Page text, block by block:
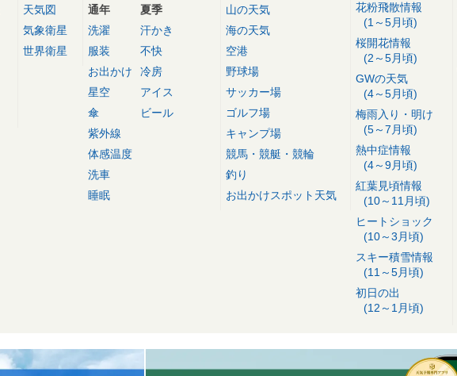
天気図
気象衛星
世界衛星
通年
洗濯
服装
お出かけ
星空
傘
紫外線
体感温度
洗車
睡眠
夏季
汗かき
不快
冷房
アイス
ビール
山の天気
海の天気
空港
野球場
サッカー場
ゴルフ場
キャンプ場
競馬・競艇・競輪
釣り
お出かけスポット天気
花粉飛散情報
(1～5月頃)
桜開花情報
(2～5月頃)
GWの天気
(4～5月頃)
梅雨入り・明け
(5～7月頃)
熱中症情報
(4～9月頃)
紅葉見頃情報
(10～11月頃)
ヒートショック
(10～3月頃)
スキー積雪情報
(11～5月頃)
初日の出
(12～1月頃)